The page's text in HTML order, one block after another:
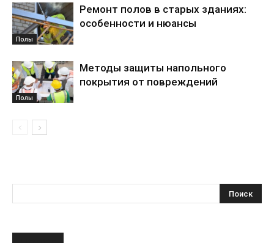
Полы
Ремонт полов в старых зданиях:
особенности и нюансы
Полы
Методы защиты напольного
покрытия от повреждений